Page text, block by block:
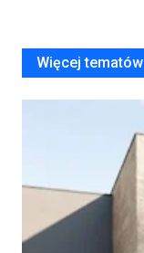
Więcej tematów